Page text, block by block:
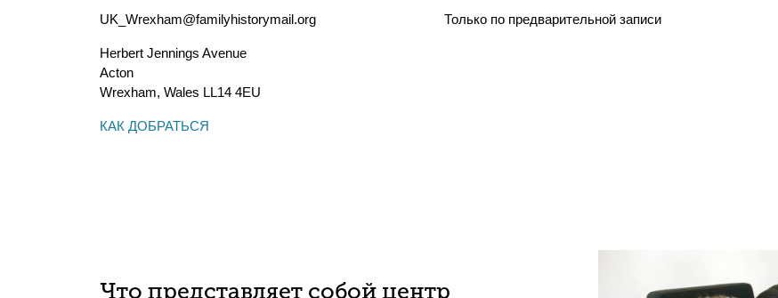
UK_Wrexham@familyhistorymail.org
Herbert Jennings Avenue
Acton
Wrexham, Wales LL14 4EU
КАК ДОБРАТЬСЯ
Только по предварительной записи
Что представляет собой центр